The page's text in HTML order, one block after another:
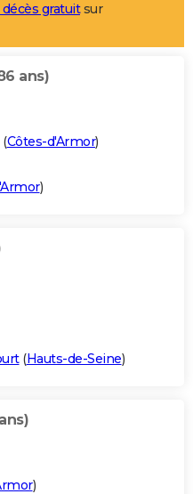
décès gratuitsur
ans)
(Côtes-d'Armor)
)
(Hauts-de-Seine)
)